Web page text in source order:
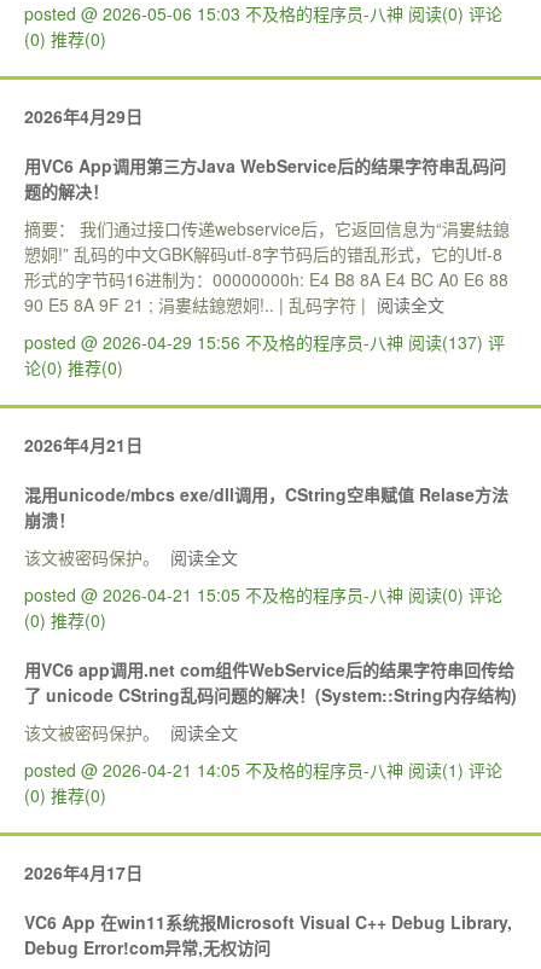
posted @ 2026-05-06 15:03 不及格的程序员-八神 阅读(0) 评论
(0) 推荐(0)
2026年4月29日
用VC6 App调用第三方Java WebService后的结果字符串乱码问
题的解决！
摘要： 我们通过接口传递webservice后，它返回信息为“涓婁紶鎴
愬姛!” 乱码的中文GBK解码utf-8字节码后的错乱形式，它的Utf-8
形式的字节码16进制为：00000000h: E4 B8 8A E4 BC A0 E6 88
90 E5 8A 9F 21 ; 涓婁紶鎴愬姛!.. | 乱码字符 | 阅读全文
posted @ 2026-04-29 15:56 不及格的程序员-八神 阅读(137) 评
论(0) 推荐(0)
2026年4月21日
混用unicode/mbcs exe/dll调用，CString空串赋值 Relase方法
崩溃！
该文被密码保护。
阅读全文
posted @ 2026-04-21 15:05 不及格的程序员-八神 阅读(0) 评论
(0) 推荐(0)
用VC6 app调用.net com组件WebService后的结果字符串回传给
了 unicode CString乱码问题的解决！(System::String内存结构)
该文被密码保护。
阅读全文
posted @ 2026-04-21 14:05 不及格的程序员-八神 阅读(1) 评论
(0) 推荐(0)
2026年4月17日
VC6 App 在win11系统报Microsoft Visual C++ Debug Library,
Debug Error!com异常,无权访问